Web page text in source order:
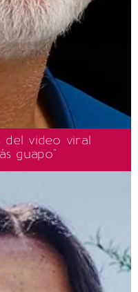
del video viral
guapo"